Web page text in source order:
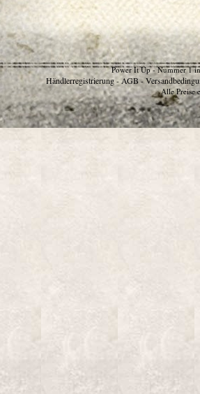
Power It Up - Nummer 1
Händlerregistrierung - AGB -
Alle Preise